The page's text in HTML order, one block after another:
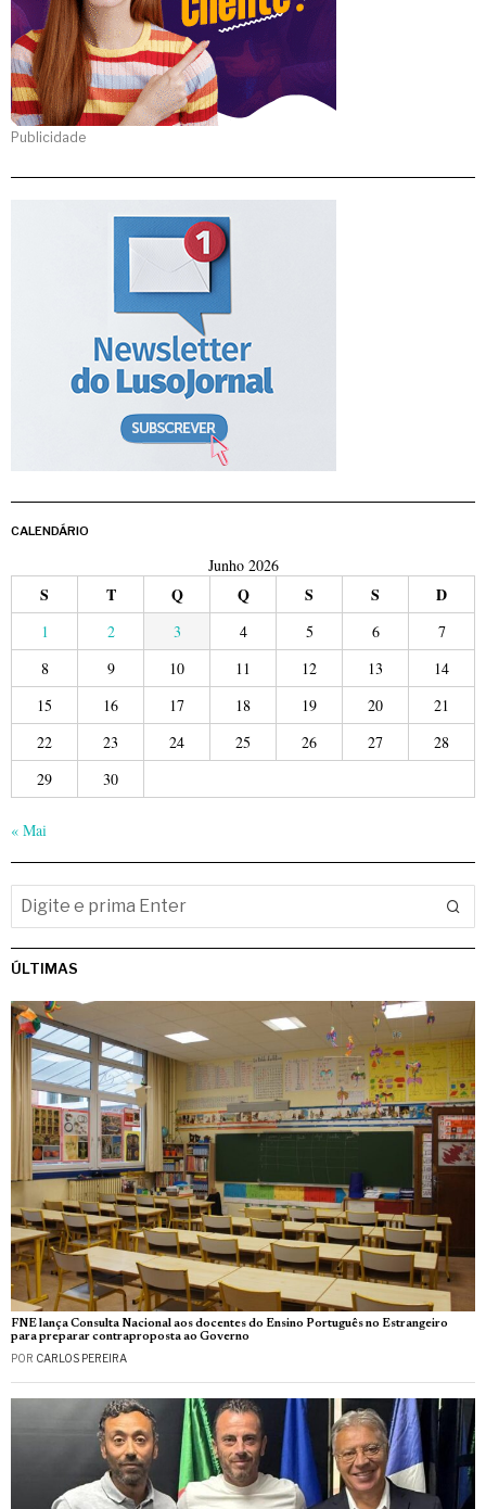
Publicidade
CALENDÁRIO
Junho 2026
S T Q Q S S D
1 2 3 4 5 6
7
8
9 10 11 12 13
14
15
16 17 18 19 20
21
22
23 24 25 26 27
28
29
30
« Mai
ÚLTIMAS
FNE lança Consulta Nacional aos docentes do Ensino Português no Estrangeiro
para preparar contraproposta ao Governo
POR CARLOS PEREIRA